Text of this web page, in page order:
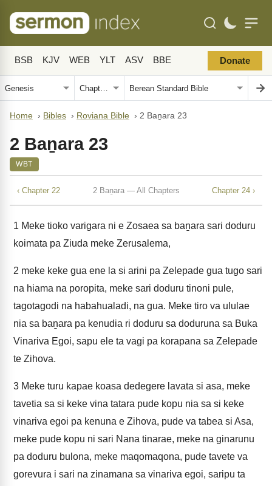
BSB KJV WEB YLT ASV BBE Donate
Home › Bibles › Roviana Bible › 2 Baṉara 23
2 Baṉara 23
WBT
‹ Chapter 22 2 Baṉara — All Chapters Chapter 24 ›
1 Meke tioko varigara ni e Zosaea sa baṉara sari doduru
koimata pa Ziuda meke Zerusalema,
2 meke keke gua ene la si arini pa Zelepade gua tugo sari
na hiama na poropita, meke sari doduru tinoni pule,
tagotagodi na habahualadi, na gua. Meke tiro va ululae
nia sa baṉara pa kenudia ri doduru sa doduruna sa Buka
Vinariva Egoi, sapu ele ta vagi pa korapana sa Zelepade
te Zihova.
3 Meke turu kapae koasa dedegere lavata si asa, meke
tavetia sa si keke vina tatara pude kopu nia sa si keke
vinariva egoi pa kenuna e Zihova, pude va tabea si Asa,
meke pude kopu ni sari Nana tinarae, meke na ginarunu
pa doduru bulona, meke maqomaqona, pude tavete va
gorevura i sari na zinamana sa vinariva egoi, saripu ta